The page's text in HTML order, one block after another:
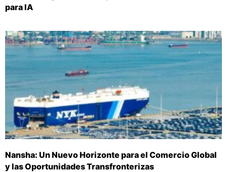
para IA
Nansha: Un Nuevo Horizonte para el Comercio Global
y las Oportunidades Transfronterizas